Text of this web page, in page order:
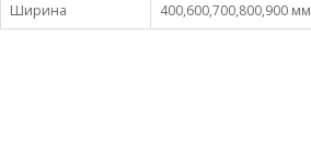
Ширина
400,600,700,800,900 мм